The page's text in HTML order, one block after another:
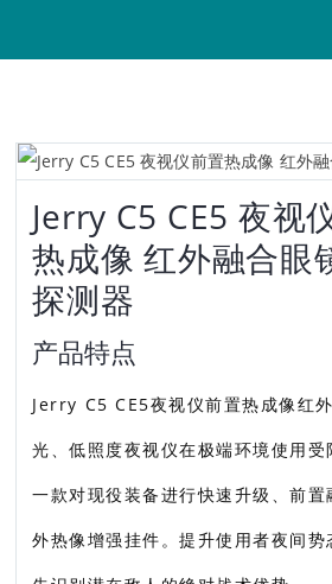
Jerry C5 CE5 夜视
热成像 红外融合眼
探测器
产品特点
Jerry C5 CE5夜视仪前置热成像红
光、低照度夜视仪在极端环境使用受
一款对现役装备进行快速升级、前置
外热像增强挂件。提升使用者夜间